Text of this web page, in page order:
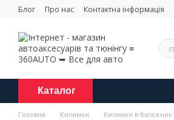
Перейти до основного контенту
Блог Про нас Контактна інформація
Каталог
Головна Килимки Килимки в багажник